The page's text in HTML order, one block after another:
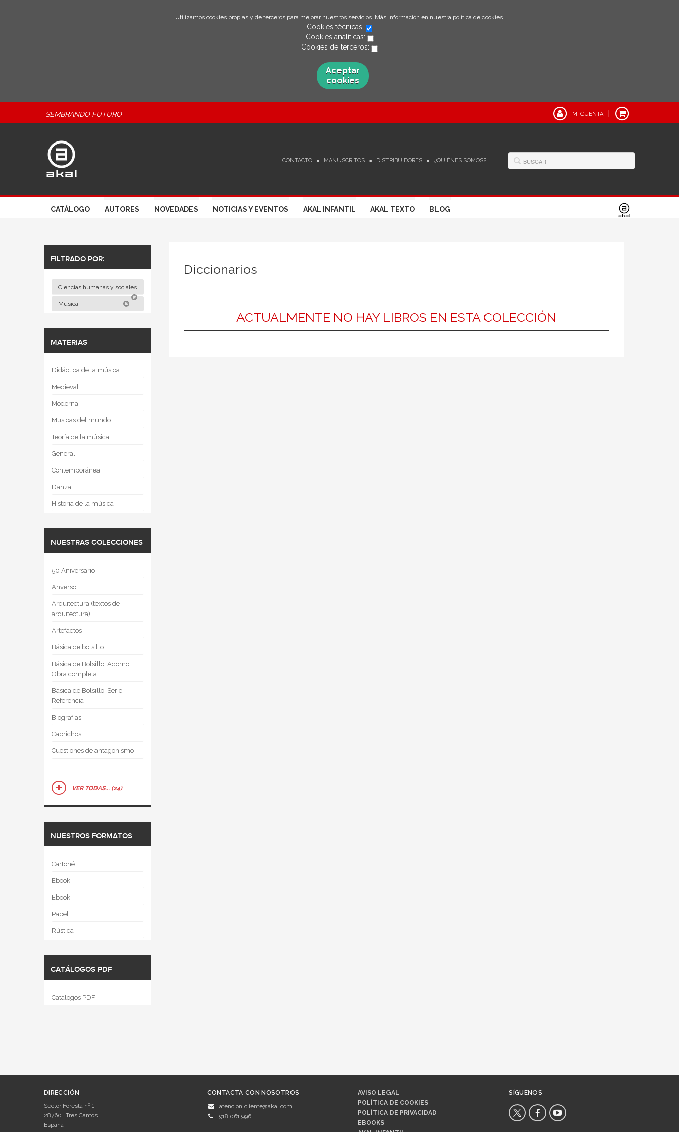
Utilizamos cookies propias y de terceros para mejorar nuestros servicios. Más información en nuestra política de cookies.
Cookies técnicas:
Cookies analíticas:
Cookies de terceros:
Aceptar
cookies
SEMBRANDO FUTURO MI CUENTA
CONTACTO MANUSCRITOS DISTRIBUIDORES ¿QUIÉNES SOMOS?
CATÁLOGO AUTORES NOVEDADES NOTICIAS Y EVENTOS AKAL INFANTIL AKAL TEXTO BLOG
FILTRADO POR:
Ciencias humanas y sociales
Música
MATERIAS
Didáctica de la música
Medieval
Moderna
Musicas del mundo
Teoría de la música
General
Contemporánea
Danza
Historia de la música
NUESTRAS COLECCIONES
50 Aniversario
Anverso
Arquitectura (textos de
arquitectura)
Artefactos
Básica de bolsillo
Básica de Bolsillo  Adorno.
Obra completa
Básica de Bolsillo  Serie
Referencia
Biografías
Caprichos
Cuestiones de antagonismo
VER TODAS... (24)
NUESTROS FORMATOS
Cartoné
Ebook
Ebook
Papel
Rústica
CATÁLOGOS PDF
Catálogos PDF
Diccionarios
ACTUALMENTE NO HAY LIBROS EN ESTA COLECCIÓN
DIRECCIÓN
Sector Foresta nº 1
28760
Tres Cantos
España
CONTACTA CON NOSOTROS
atencion.cliente@akal.com
918 061 996
AVISO LEGAL
POLÍTICA DE COOKIES
POLÍTICA DE PRIVACIDAD
EBOOKS
SÍGUENOS